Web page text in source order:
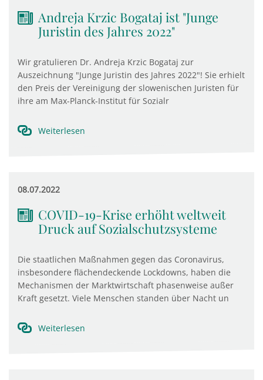
Andreja Krzic Bogataj ist "Junge
Juristin des Jahres 2022"
Wir gratulieren Dr. Andreja Krzic Bogataj zur
Auszeichnung "Junge Juristin des Jahres 2022"! Sie erhielt
den Preis der Vereinigung der slowenischen Juristen für
ihre am Max-Planck-Institut für Sozialr
Weiterlesen
08.07.2022
COVID-19-Krise erhöht weltweit
Druck auf Sozialschutzsysteme
Die staatlichen Maßnahmen gegen das Coronavirus,
insbesondere flächendeckende Lockdowns, haben die
Mechanismen der Marktwirtschaft phasenweise außer
Kraft gesetzt. Viele Menschen standen über Nacht un
Weiterlesen